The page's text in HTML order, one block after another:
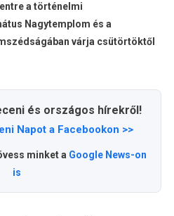
a történelmi
Nagytemplom és a
várja csütörtöktől
és országos hírekről!
Napot a Facebookon >>
minket a Google News-on
is